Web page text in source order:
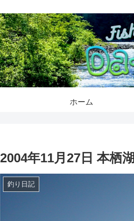
ホーム
2004年11月27日 本栖湖
釣り日記